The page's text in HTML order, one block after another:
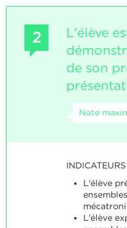
2
L'élève
de son
Note
INDICATEURS
L'élève
L'élève